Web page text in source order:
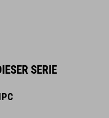
SERIE